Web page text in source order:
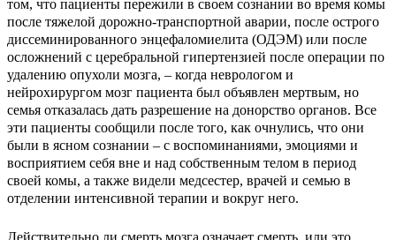
том, что пациенты пережили в своем сознании во время комы
после тяжелой дорожно-транспортной аварии, после острого
диссеминированного энцефаломиелита (ОДЭМ) или после
осложнений с церебральной гипертензией после операции по
удалению опухоли мозга, – когда неврологом и
нейрохирургом мозг пациента был объявлен мертвым, но
семья отказалась дать разрешение на донорство органов. Все
эти пациенты сообщили после того, как очнулись, что они
были в ясном сознании – с воспоминаниями, эмоциями и
восприятием себя вне и над собственным телом в период
своей комы, а также видели медсестер, врачей и семью в
отделении интенсивной терапии и вокруг него.
Действительно ли смерть мозга означает смерть, или это